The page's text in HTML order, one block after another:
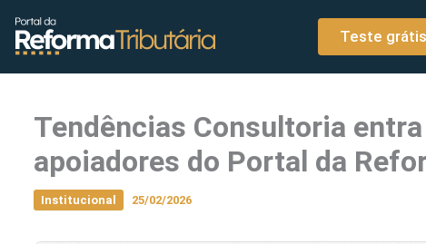
conteúdo
Teste grátis
Tendências Consultoria
apoiadores do Portal da
Institucional 25/02/2026